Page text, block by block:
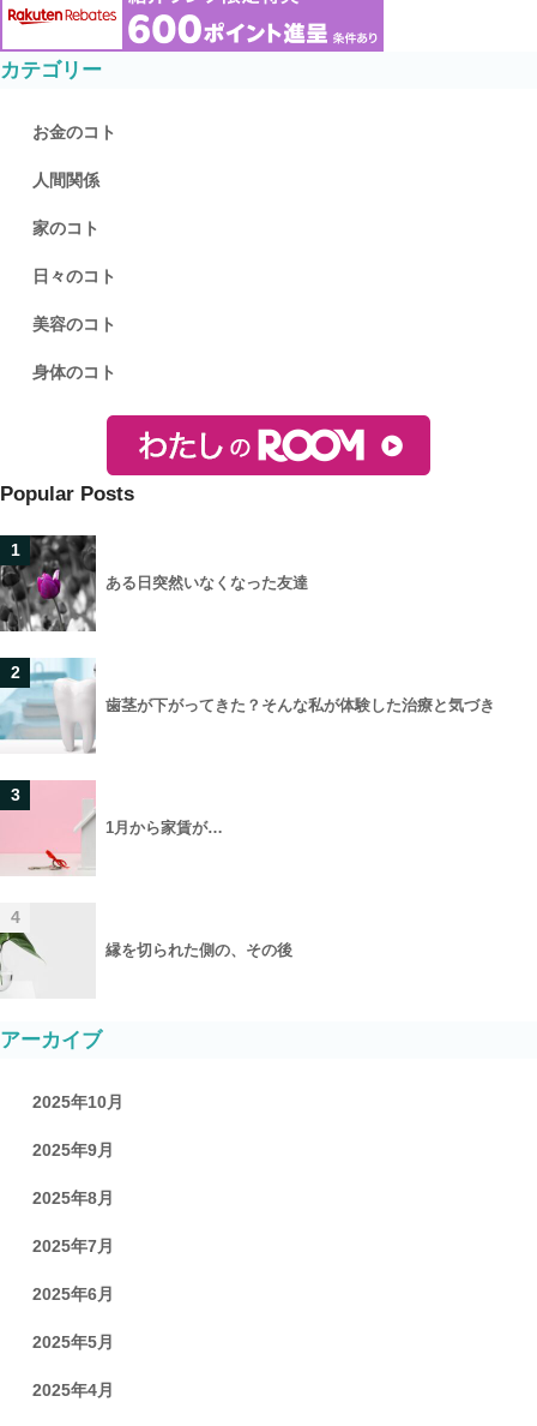
カテゴリー
お金のコト
人間関係
家のコト
日々のコト
美容のコト
身体のコト
Popular Posts
1
ある日突然いなくなった友達
2
歯茎が下がってきた？そんな私が体験した治療と気づき
3
1月から家賃が…
4
縁を切られた側の、その後
アーカイブ
2025年10月
2025年9月
2025年8月
2025年7月
2025年6月
2025年5月
2025年4月